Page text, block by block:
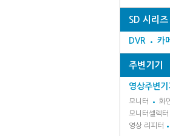
SD 시리즈
DVR 카
주변기기
영상주변기
모니터 화
모니터셀렉터
영상 리피터